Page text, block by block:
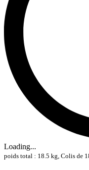
Loading...
poids total : 18.5 kg, Colis de